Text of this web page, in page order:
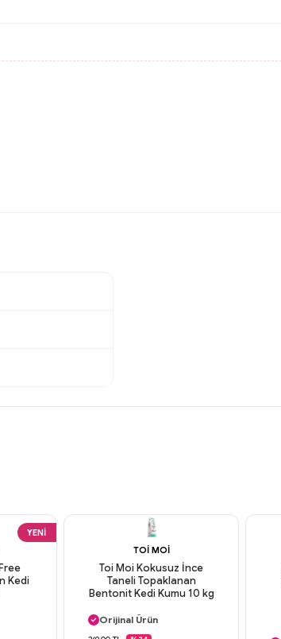
YENI
Kedi
TOI MOI
Toi Moi Kokusuz İnce
Taneli Topaklanan
Bentonit Kedi Kumu 10 kg
Orijinal Ürün
Güvenli Ödeme